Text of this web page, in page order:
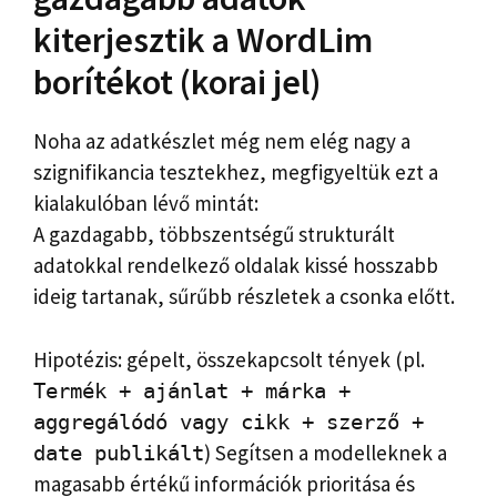
kiterjesztik a WordLim
borítékot (korai jel)
Noha az adatkészlet még nem elég nagy a
szignifikancia tesztekhez, megfigyeltük ezt a
kialakulóban lévő mintát:
A gazdagabb, többszentségű strukturált
adatokkal rendelkező oldalak kissé hosszabb
ideig tartanak, sűrűbb részletek a csonka előtt.
Hipotézis: gépelt, összekapcsolt tények (pl.
Termék + ajánlat + márka +
aggregálódó vagy cikk + szerző +
date publikált) Segítsen a modelleknek a
magasabb értékű információk prioritása és